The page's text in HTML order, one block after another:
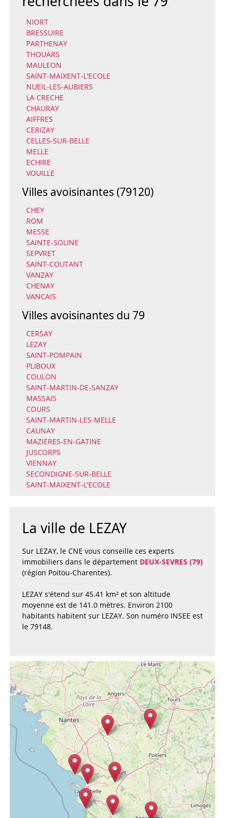
NIORT
BRESSUIRE
PARTHENAY
THOUARS
MAULEON
SAINT-MAIXENT-L'ECOLE
NUEIL-LES-AUBIERS
LA CRECHE
CHAURAY
AIFFRES
CERIZAY
CELLES-SUR-BELLE
MELLE
ECHIRE
VOUILLE
Villes avoisinantes (79120)
CHEY
ROM
MESSE
SAINTE-SOLINE
SEPVRET
SAINT-COUTANT
VANZAY
CHENAY
VANCAIS
Villes avoisinantes du 79
CERSAY
LEZAY
SAINT-POMPAIN
PLIBOUX
COULON
SAINT-MARTIN-DE-SANZAY
MASSAIS
COURS
SAINT-MARTIN-LES-MELLE
CAUNAY
MAZIERES-EN-GATINE
JUSCORPS
VIENNAY
SECONDIGNE-SUR-BELLE
SAINT-MAIXENT-L'ECOLE
La ville de LEZAY
Sur LEZAY, le CNE vous conseille ces experts
immobiliers dans le département DEUX-SEVRES (79)
(région Poitou-Charentes).
LEZAY s'étend sur 45.41 km² et son altitude
moyenne est de 141.0 mètres. Environ 2100
habitants habitent sur LEZAY. Son numéro INSEE est
le 79148.